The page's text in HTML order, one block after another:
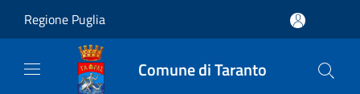
Regione Puglia
Comune di Taranto